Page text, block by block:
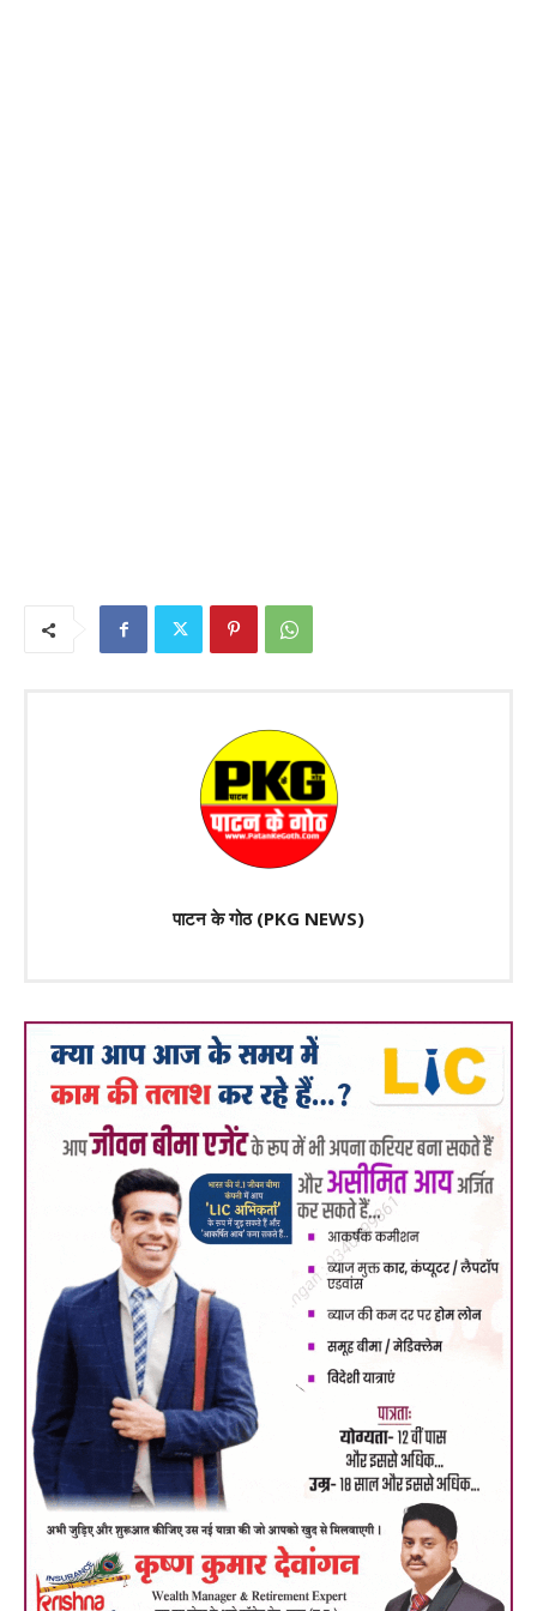
पाटन के गोठ (PKG NEWS)